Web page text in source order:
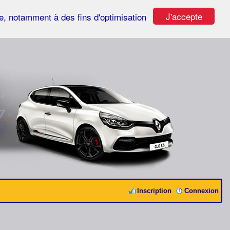
J'accepte
notamment à des fins d'optimisation
Connexion
Inscription